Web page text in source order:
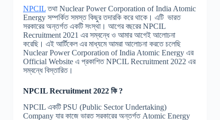
NPCILতথা Nuclear Power Corporation of India Atomic
Energy সম্পর্কিত সমস্ত কিছুর তদারকি করে থাকে। এটি ভারত
সরকারের অন্তর্গত একটি সংস্থা। আগের বছরের NPCIL
Recruitment 2021 এর সম্বন্ধে ও আমার আগেই আলোচনা
করেছি। এই আর্টিকেল এর মাধ্যমে আমরা আলোচনা করতে চলেছি
Nuclear Power Corporation of India Atomic Energy এর
Official Website এ প্রকাশিত NPCIL Recruitment 2022 এর
সম্বন্ধে বিস্তারিত।
NPCIL Recruitment 2022 কি ?
NPCIL একটি PSU (Public Sector Undertaking)
Company যার কাজে ভারত সরকারের অন্তর্গত Atomic Energy